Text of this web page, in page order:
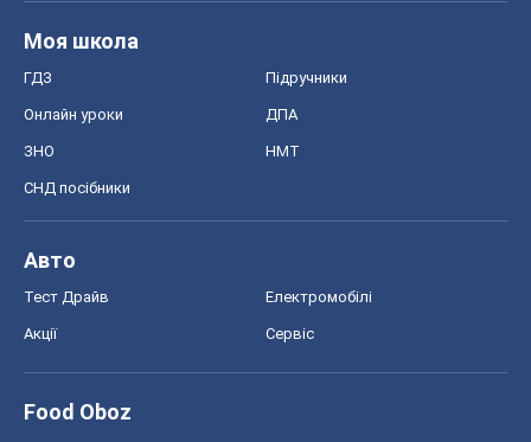
Моя школа
ГДЗ Підручники
Онлайн уроки ДПА
ЗНО НМТ
СНД посібники
Авто
Тест Драйв Електромобілі
Акції Сервіс
Food Oboz